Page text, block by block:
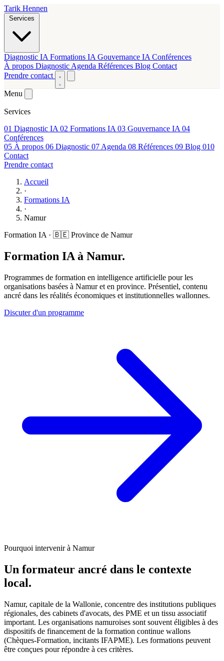
Tarik Hennen
Diagnostic IA Formations IA Gouvernance IA Conférences
À propos Diagnostic Agenda Références Blog Contact
Prendre contact
Menu
Services
01 Diagnostic IA 02 Formations IA 03 Gouvernance IA 04
Conférences
05 À propos 06 Diagnostic 07 Agenda 08 Références 09 Blog 010
Contact
Prendre contact
Accueil
·
Formations IA
·
Namur
Formation IA · 🇧🇪 Province de Namur
Formation IA à Namur.
Programmes de formation en intelligence artificielle pour les
organisations basées à Namur et en province. Présentiel, contenu
ancré dans les réalités économiques et institutionnelles wallonnes.
Discuter d'un programme
Pourquoi intervenir à Namur
Un formateur ancré dans le contexte
local.
Namur, capitale de la Wallonie, concentre des institutions publiques
régionales, des cabinets d'avocats, des PME et un tissu associatif
important. Les organisations namuroises sont souvent éligibles à des
dispositifs de financement de la formation continue wallons
(Chèques-Formation, incitants IFAPME). Les formations peuvent
être conçues pour répondre à ces critères.